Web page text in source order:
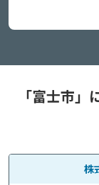
「富士市
株